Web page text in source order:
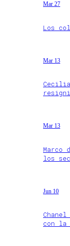
Mar 27
Los
Mar 13
Cecilia
Mar 13
Marco
los
Jun 10
con la